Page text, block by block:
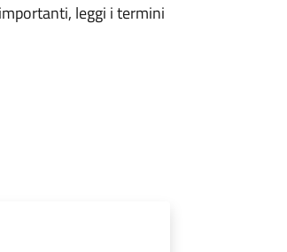
leggi i termini